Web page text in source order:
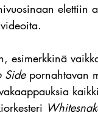
esimerkkinä
Side pornahtavan